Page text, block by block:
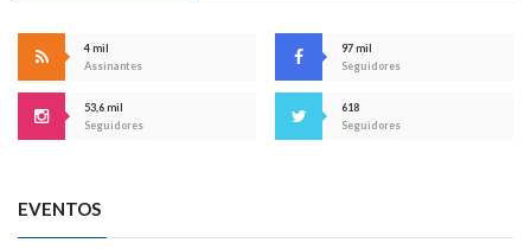
4 mil
Assinantes
97 mil
Seguidores
53,6 mil
Seguidores
618
Seguidores
EVENTOS